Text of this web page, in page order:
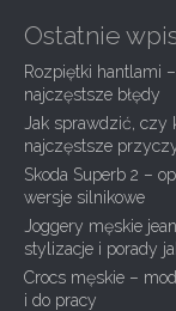
n
a
v
i
g
a
t
i
o
Ostatnie
Rozpiętki hantlami
najczęstsze błędy
Jak sprawdzić, czy
najczęstsze
Skoda Superb 2 –
wersje silnikowe
Joggery męskie
stylizacje i porady
Crocs męskie –
i do pracy